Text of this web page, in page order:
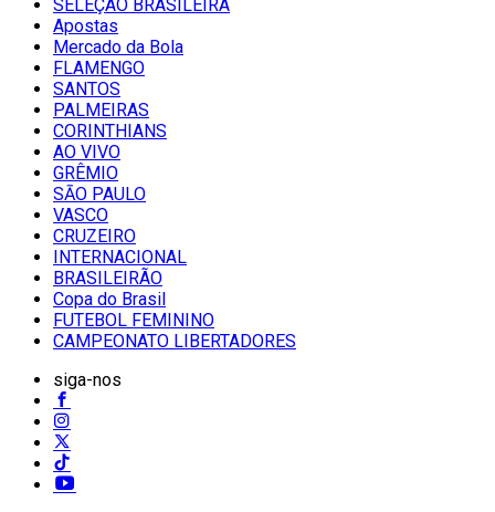
SELEÇÃO BRASILEIRA
Apostas
Mercado da Bola
FLAMENGO
SANTOS
PALMEIRAS
CORINTHIANS
AO VIVO
GRÊMIO
SĀO PAULO
VASCO
CRUZEIRO
INTERNACIONAL
BRASILEIRÃO
Copa do Brasil
FUTEBOL FEMININO
CAMPEONATO LIBERTADORES
siga-nos